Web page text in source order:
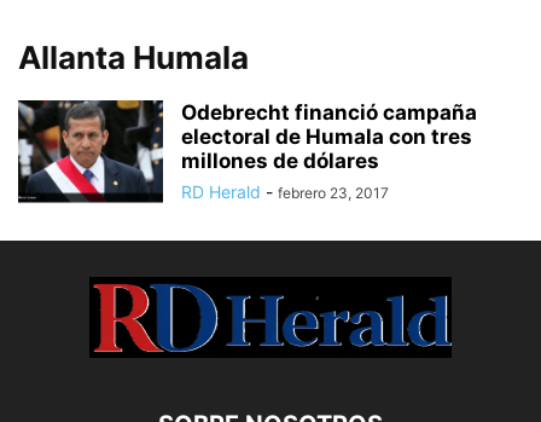
Allanta Humala
Odebrecht financió campaña
electoral de Humala con tres
millones de dólares
RD Herald - febrero 23, 2017